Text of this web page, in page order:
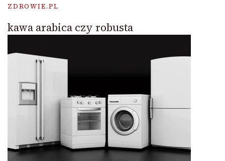
ZDROWIE.PL
kawa arabica czy robusta